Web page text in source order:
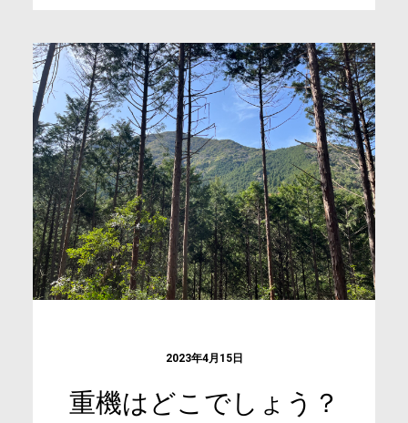
2023年4月15日
重機はどこでしょう？